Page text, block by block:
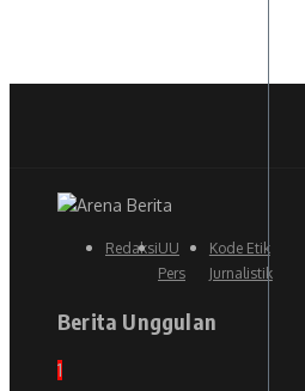
RedaksiUU
Pers
Kode Etik
Jurnalistik
Berita Unggulan
1